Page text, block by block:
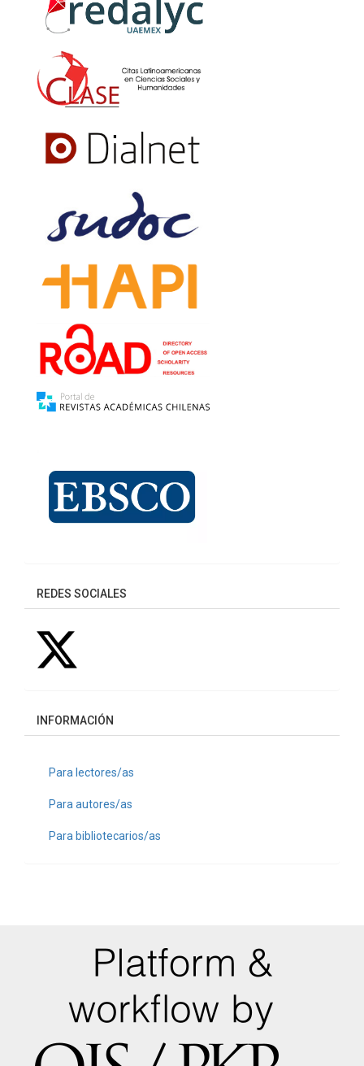
REDES SOCIALES
INFORMACIÓN
Para lectores/as
Para autores/as
Para bibliotecarios/as